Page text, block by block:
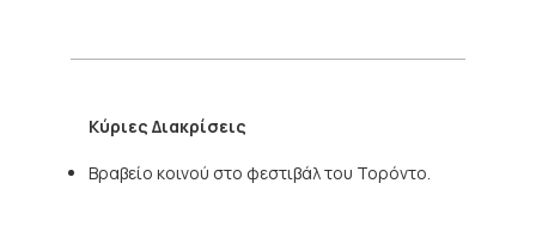
Κύριες Διακρίσεις
Βραβείο κοινού στο φεστιβάλ του Τορόντο.